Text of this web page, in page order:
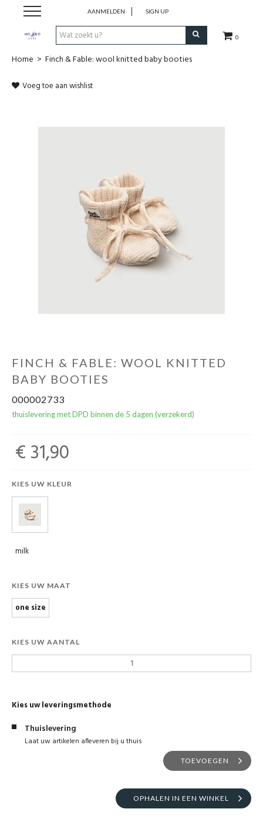
0
AANMELDEN SIGN UP
SHOP
KOLFCONSULT
VROEDVROUW AAN HUIS
GEBOORTELIJSTEN
Home > Finch & Fable: wool knitted baby booties
Voeg toe aan wishlist
FINCH & FABLE: WOOL KNITTED
BABY BOOTIES
000002733
thuislevering met DPD binnen de 5 dagen (verzekerd)
€ 31,90
KIES UW KLEUR
milk
KIES UW MAAT
one size
KIES UW AANTAL
Kies uw leveringsmethode
Thuislevering
Laat uw artikelen afleveren bij u thuis
TOEVOEGEN
OPHALEN IN EEN WINKEL